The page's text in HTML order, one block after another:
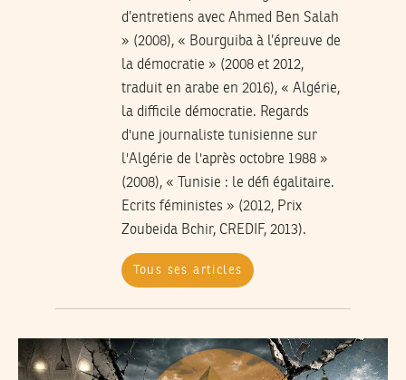
d’entretiens avec Ahmed Ben Salah
» (2008), « Bourguiba à l’épreuve de
la démocratie » (2008 et 2012,
traduit en arabe en 2016), « Algérie,
la difficile démocratie. Regards
d'une journaliste tunisienne sur
l'Algérie de l'après octobre 1988 »
(2008), « Tunisie : le défi égalitaire.
Ecrits féministes » (2012, Prix
Zoubeida Bchir, CREDIF, 2013).
Tous ses articles